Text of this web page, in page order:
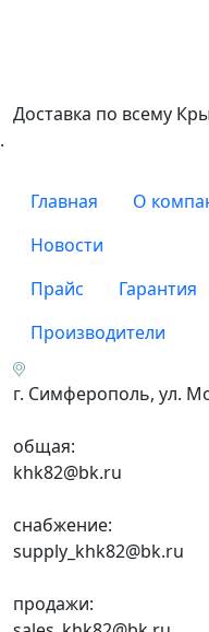
Доставка по всему
.
Главная О
Новости
Прайс
Гарантия
Производители
г. Симферополь, ул.
общая:
khk82@bk.ru
снабжение:
supply_khk82@bk.ru
продажи: